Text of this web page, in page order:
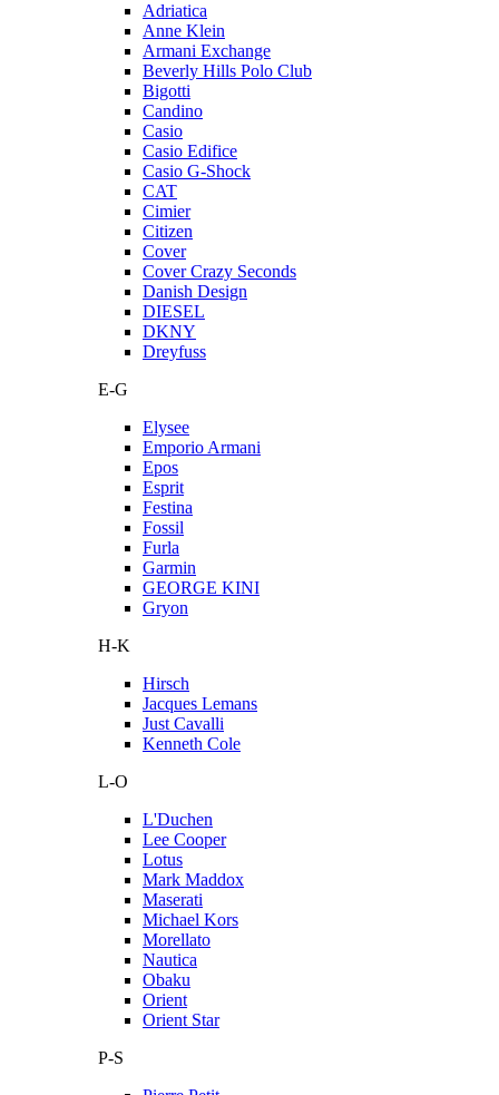
Adriatica
Anne Klein
Armani Exchange
Beverly Hills Polo Club
Bigotti
Candino
Casio
Casio Edifice
Casio G-Shock
CAT
Cimier
Citizen
Cover
Cover Crazy Seconds
Danish Design
DIESEL
DKNY
Dreyfuss
E-G
Elysee
Emporio Armani
Epos
Esprit
Festina
Fossil
Furla
Garmin
GEORGE KINI
Gryon
H-K
Hirsch
Jacques Lemans
Just Cavalli
Kenneth Cole
L-O
L'Duchen
Lee Cooper
Lotus
Mark Maddox
Maserati
Michael Kors
Morellato
Nautica
Obaku
Orient
Orient Star
P-S